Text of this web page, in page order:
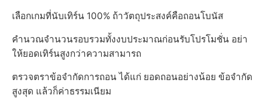
เลือกเกมที่นับเทิร์น 100% ถ้าวัตถุประสงค์คือถอนโบนัส
คำนวณจำนวนรอบรวมทั้งงบประมาณก่อนรับโปรโมชั่น อย่า
ให้ยอดเทิร์นสูงกว่าความสามารถ
ตรวจตราข้อจำกัดการถอน ได้แก่ ยอดถอนอย่างน้อย ข้อจำกัด
สูงสุด แล้วก็ค่าธรรมเนียม